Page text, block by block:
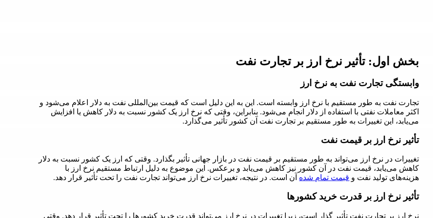
بخش اول: تأثیر نرخ ارز بر تجارت نفت
وابستگی تجارت نفت به نرخ ارز
تجارت نفت به طور مستقیم با نرخ ارز وابسته است. این به این دلیل است که قیمت بین‌المللی نفت به دلار اعلام می‌شود و
اکثر معاملات نفتی با استفاده از دلار انجام می‌شود. بنابراین، وقتی که نرخ ارز یک کشور نسبت به دلار کاهش یا افزایش
می‌یابد، این تغییرات به طور مستقیم بر تجارت نفت آن کشور تأثیر می‌گذارد.
تأثیر نرخ ارز بر قیمت نفت
تغییرات در نرخ ارز می‌تواند به طور مستقیم بر قیمت نفت در بازار جهانی تأثیر بگذارد. وقتی که ارز یک کشور نسبت به دلار
کاهش می‌یابد، قیمت نفت در آن کشور نیز کاهش می‌یابد و برعکس. این موضوع به دلیل ارتباط مستقیم نرخ ارز با
هزینه‌های تولید نفت و قیمت تمام شده آن است. در نتیجه، تغییرات نرخ ارز می‌تواند تجارت نفت را تحت تأثیر قرار دهد.
تأثیر نرخ ارز بر قدرت خرید کشورها
نرخ ارز بر تجارت نفت تأثیر گذار است، زیرا تغییرات در نرخ ارز می‌تواند قدرت خرید کشورها را تحت تأثیر قرار دهد. وقتی